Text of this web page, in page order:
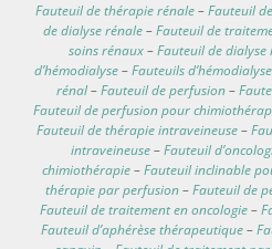
Fauteuil de thérapie rénale–Fauteuil
de dialyse rénale–Fauteuil de
soins rénaux–Fauteuil de dialyse
d’hémodialyse–Fauteuils
rénal–Fauteuil de perfusion–
Fauteuil de perfusion pour
Fauteuil de thérapie intraveineuse–
intraveineuse–Fauteuil
chimiothérapie–Fauteuil inclinable
thérapie par perfusion–Fauteuil de
Fauteuil de traitement en oncologie–
Fauteuil d’aphérèse thérapeutique–